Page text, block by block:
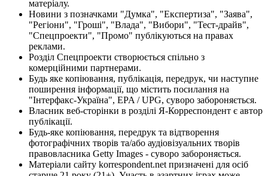
матеріалу.
Новини з позначками "Думка", "Експертиза", "Заява",
"Регіони", "Гроші", "Влада", "Вибори", "Тест-драйв",
"Спецпроекти", "Промо" публікуються на правах
реклами.
Розділ Спецпроекти створюється спільно з
комерційними партнерами.
Будь яке копіювання, публікація, передрук, чи наступне
поширення інформації, що містить посилання на
"Інтерфакс-Україна", EPA / UPG, суворо забороняється.
Власник веб-сторінки в розділі Я-Корреспондент є автор
публікації.
Будь-яке копіювання, передрук та відтворення
фотографічних творів та/або аудіовізуальних творів
правовласника Getty Images - суворо забороняється.
Матеріали сайту korrespondent.net призначені для осіб